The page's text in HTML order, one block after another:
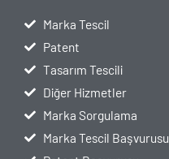
Marka Tescil
Patent
Tasarım Tescili
Diğer Hizmetler
Marka Sorgulama
Marka Tescil Başvurusu